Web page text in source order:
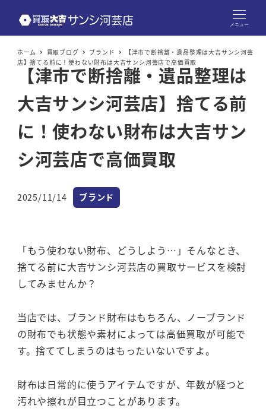
メニュー
ホーム 買取ブログ ブランド
【津市で断捨離・遺品整理は大吉サンシ河芸
店】捨てる前に！使わない財布は大吉サンシ河芸店で高価買取
【津市で断捨離・遺品整理は
大吉サンシ河芸店】捨てる前
に！使わない財布は大吉サン
シ河芸店で高価買取
投稿日
2025/11/14 カテゴリー
ブランド
「もう使わない財布、どうしよう…」そんなとき、
捨てる前に大吉サンシ河芸店の買取サービスを検討
してみませんか？
当店では、ブランド財布はもちろん、ノーブランド
の財布でも状態や素材によっては高価買取が可能で
す。捨ててしまうのはもったいないですよ。
財布は日常的に使うアイテムですが、年数が経つと
汚れや擦れが目立つことがあります。